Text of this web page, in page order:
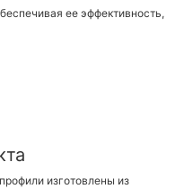
ее эффективность,
изготовлены из